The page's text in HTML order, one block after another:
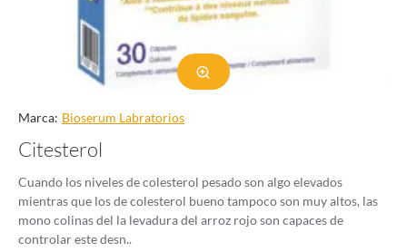
Marca: Bioserum Labratorios
Citesterol
Cuando los niveles de colesterol pesado son algo elevados
mientras que los de colesterol bueno tampoco son muy altos, las
mono colinas del la levadura del arroz rojo son capaces de
controlar este desn..